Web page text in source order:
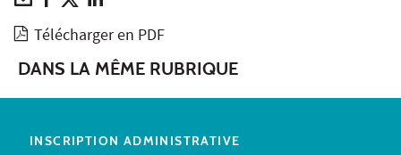
Télécharger en PDF
DANS LA MÊME RUBRIQUE
INSCRIPTION ADMINISTRATIVE